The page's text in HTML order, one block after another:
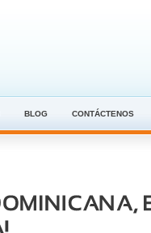
BLOG CONTÁCTENOS